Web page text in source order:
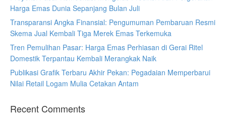
Harga Emas Dunia Sepanjang Bulan Juli
Transparansi Angka Finansial: Pengumuman Pembaruan Resmi
Skema Jual Kembali Tiga Merek Emas Terkemuka
Tren Pemulihan Pasar: Harga Emas Perhiasan di Gerai Ritel
Domestik Terpantau Kembali Merangkak Naik
Publikasi Grafik Terbaru Akhir Pekan: Pegadaian Memperbarui
Nilai Retail Logam Mulia Cetakan Antam
Recent Comments